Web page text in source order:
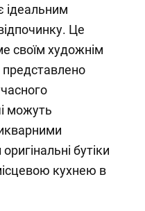
ідеальним
Це
своїм художнім
можуть
бутіки
кухнею в